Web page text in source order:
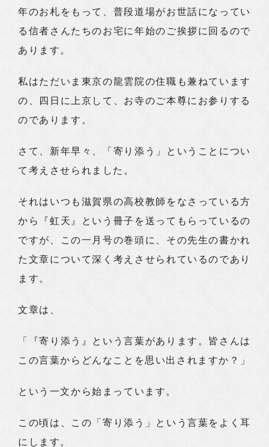
年のお札をもって、普段道場がお世話になってい
る信者さんたちのお宅に年始のご挨拶に回るので
あります。
私はただいま東京の龍雲院の住職も兼ねています
の、四日に上京して、お寺のご本尊にお参りする
のであります。
さて、新年早々、「寄り添う」ということについ
て考えさせられました。
それはいつも滋賀県の高校教師をなさっている方
から『虹天』という冊子を送ってもらっているの
ですが、この一月号の巻頭に、その先生の書かれ
た文章について深く考えさせられているのであり
ます。
文章は、
「『寄り添う』という言葉があります。皆さんは
この言葉からどんなことを思い出されますか？」
という一文から始まっています。
この頃は、この「寄り添う」という言葉をよく耳
にします。